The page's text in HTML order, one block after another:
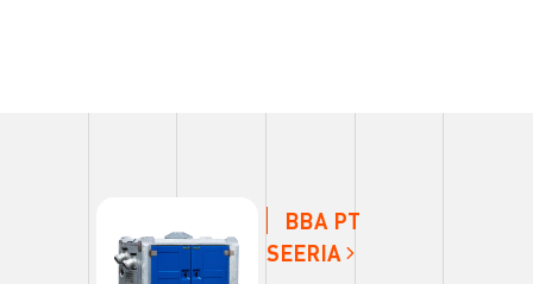
BBA PT
SEERIA